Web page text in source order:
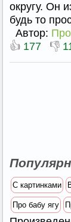
округу. Он
будь то
Автор:
👍 177 👎
С картинками
Про бабу ягу